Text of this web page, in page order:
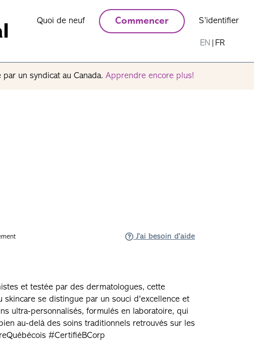
Quoi de neuf Commencer S’identifier
EN FR
un syndicat au Canada. Apprendre encore plus!
J'ai besoin d'aide
et testée par des dermatologues, cette
skincare se distingue par un souci d'excellence et
ultra-personnalisés, formulés en laboratoire, qui
au-delà des soins traditionnels retrouvés sur les
#CertifiéBCorp